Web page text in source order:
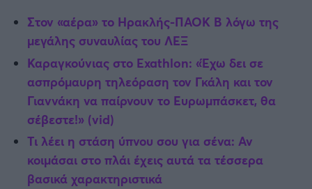
Στον «αέρα» το Ηρακλής-ΠΑΟΚ Β λόγω της
μεγάλης συναυλίας του ΛΕΞ
Καραγκούνιας στο Exathlon: «Έχω δει σε
ασπρόμαυρη τηλεόραση τον Γκάλη και τον
Γιαννάκη να παίρνουν το Ευρωμπάσκετ, θα
σέβεστε!» (vid)
Τι λέει η στάση ύπνου σου για σένα: Αν
κοιμάσαι στο πλάι έχεις αυτά τα τέσσερα
βασικά χαρακτηριστικά